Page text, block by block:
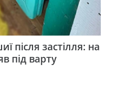
після застілля: на
під варту